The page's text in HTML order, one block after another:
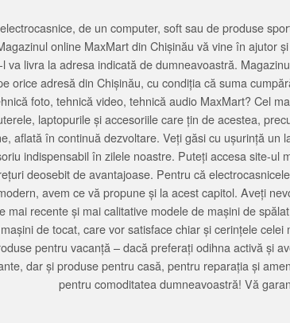
de un computer, soft sau de produse
online MaxMart din Chișinău vă vine în ajutor
va livra la adresa indicată de dumneavoastră.
orice adresă din Chișinău, cu condiția că suma
foto, tehnică video, tehnică audio MaxMart? Cel
laptopurile și accesoriile care țin de acestea,
aflată în continuă dezvoltare. Veți găsi cu ușurință
indispensabil în zilele noastre. Puteți accesa site-
deosebit de avantajoase. Pentru că
avem ce vă propune și la acest capitol. Aveți
mai recente și mai calitative modele de mașini de
de tocat, care vor satisface chiar și cerințele
pentru vacanță – dacă preferați odihna activă și
dar și produse pentru casă, pentru reparația și
pentru comoditatea dumneavoastră! Vă